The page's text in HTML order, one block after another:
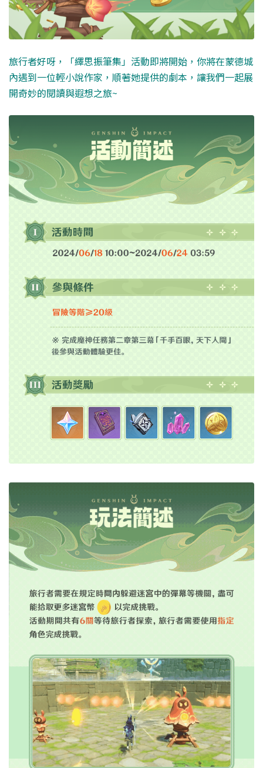
旅行者好呀，「繹思振筆集」活動即將開始，你將在蒙德城
內遇到一位輕小說作家，順著她提供的劇本，讓我們一起展
開奇妙的閱讀與遐想之旅~